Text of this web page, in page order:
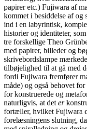
papirer etc.) Fujiwara af
kommet i besiddelse af og
ind i en labyrintisk,
historier og identiteter,
tre forskellige Theo
med papirer, billeder og
skrivebordslampe
tilbøjelighed til at gå med
fordi Fujiwara fremfører
måde) og også behovet
for konstruerede og
naturligvis, at det er
fortæller, hvilket Fujiwara
forelæsningens slutning,